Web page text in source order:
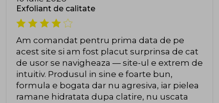
Exfoliant de calitate
Am comandat pentru prima data de pe
acest site si am fost placut surprinsa de cat
de usor se navigheaza — site-ul e extrem de
intuitiv. Produsul in sine e foarte bun,
formula e bogata dar nu agresiva, iar pielea
ramane hidratata dupa clatire, nu uscata